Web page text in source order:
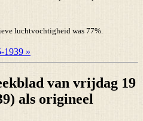
luchtvochtigheid was 77%.
1939 »
van vrijdag 19
als origineel